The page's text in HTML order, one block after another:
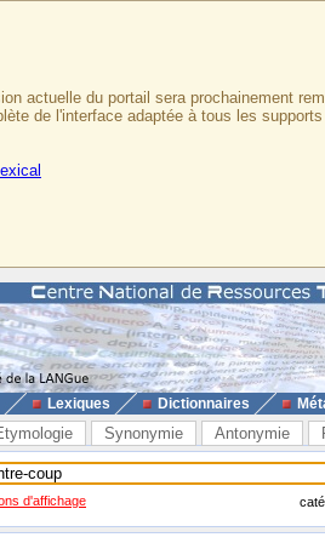
actuelle du portail sera prochainement
de l'interface adaptée à tous les
Lexiques Dictionnaires
Synonymie Antonymie
d'affichage